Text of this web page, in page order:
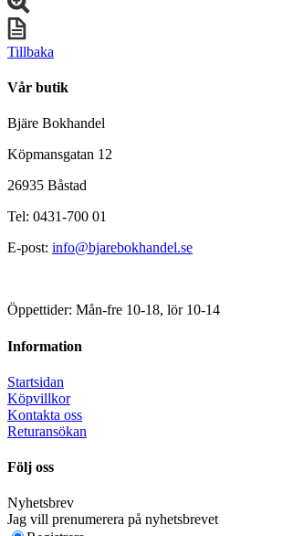
Tillbaka
Vår butik
Bjäre Bokhandel
Köpmansgatan 12
26935 Båstad
Tel: 0431-700 01
E-post: info@bjarebokhandel.se
Öppettider: Mån-fre 10-18, lör 10-14
Information
Startsidan
Köpvillkor
Kontakta oss
Returansökan
Följ oss
Nyhetsbrev
Jag vill prenumerera på nyhetsbrevet